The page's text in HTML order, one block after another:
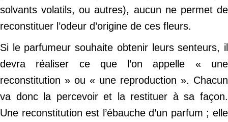
solvants volatils, ou autres), aucun ne permet de
reconstituer l’odeur d’origine de ces fleurs.
Si le parfumeur souhaite obtenir leurs senteurs, il
devra réaliser ce que l’on appelle « une
reconstitution » ou « une reproduction ». Chacun
va donc la percevoir et la restituer à sa façon.
Une reconstitution est l’ébauche d’un parfum ; elle